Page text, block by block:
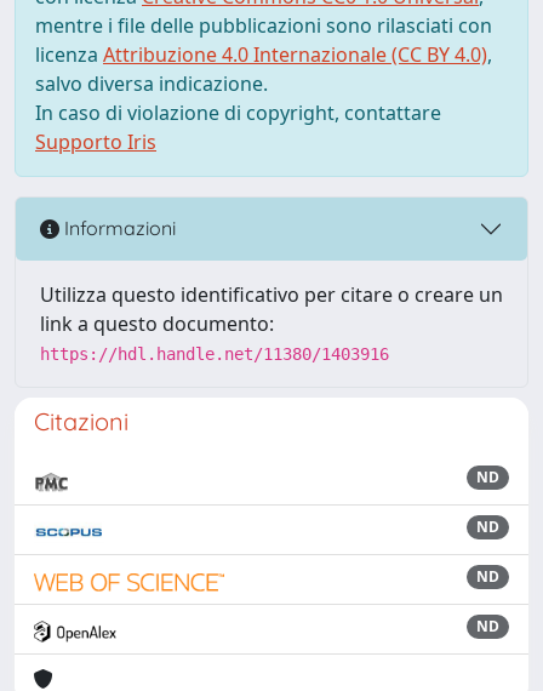
mentre i file delle pubblicazioni sono rilasciati con
licenza Attribuzione 4.0 Internazionale (CC BY 4.0),
salvo diversa indicazione.
In caso di violazione di copyright, contattare
Supporto Iris
Informazioni
Utilizza questo identificativo per citare o creare un
link a questo documento:
https://hdl.handle.net/11380/1403916
Citazioni
ND
ND
ND
ND